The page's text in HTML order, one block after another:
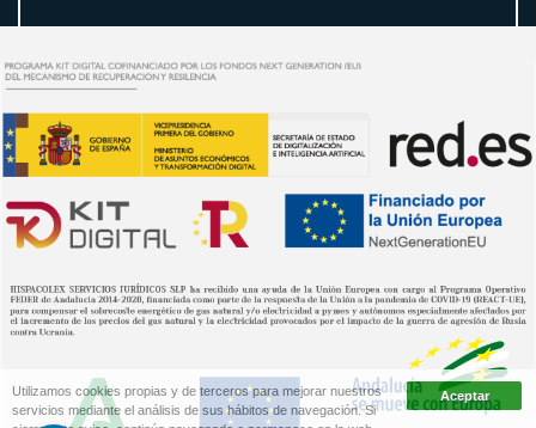
Utilizamos cookies propias y de terceros para mejorar nuestros
servicios mediante el análisis de sus hábitos de navegación. Si